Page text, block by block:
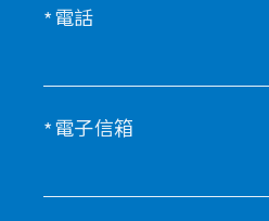
電話
電子信箱